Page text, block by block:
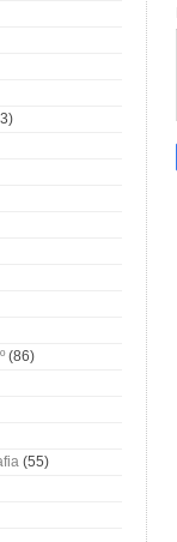
(86)
(55)